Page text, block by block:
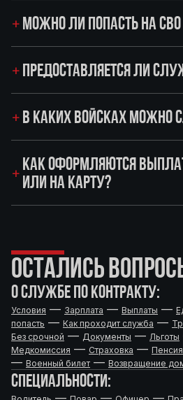
МОЖНО ЛИ ПОПАСТЬ НА
ПРЕДОСТАВЛЯЕТСЯ ЛИ
В КАКИХ ВОЙСКАХ МОЖНО
КАК ОФОРМЛЯЮТСЯ
ИЛИ НА КАРТУ?
ОСТАЛИСЬ
О СЛУЖБЕ ПО КОНТРАКТУ:
Условия — Зарплата — Выплаты —
попасть — Как проходит служба —
Без срочной — Документы — Льготы
Медкомиссия — Страховка — Пенсия
— Военный билет — Возвращение
СПЕЦИАЛЬНОСТИ: